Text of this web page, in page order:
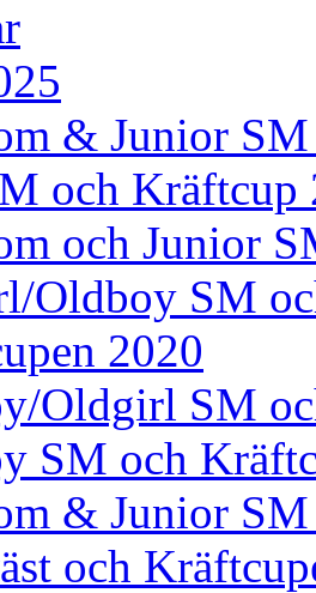
& Junior
och Kräftcup
och Junior
Oldboy SM
2020
Oldgirl SM
SM och
& Junior
och